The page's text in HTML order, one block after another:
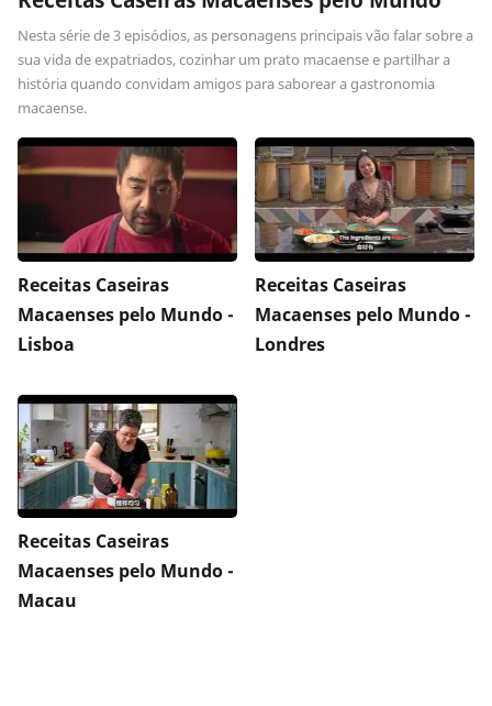
Nesta série de 3 episódios, as personagens principais vão falar sobre a
sua vida de expatriados, cozinhar um prato macaense e partilhar a
história quando convidam amigos para saborear a gastronomia
macaense.
Receitas Caseiras
Macaenses pelo Mundo -
Lisboa
Receitas Caseiras
Macaenses pelo Mundo -
Londres
Receitas Caseiras
Macaenses pelo Mundo -
Macau